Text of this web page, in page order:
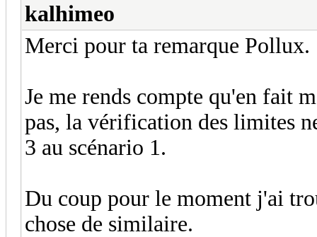
kalhimeo
Merci pour ta remarque Pollux.
Je me rends compte qu'en fait
pas, la vérification des limites
3 au scénario 1.
Du coup pour le moment j'ai
chose de similaire.